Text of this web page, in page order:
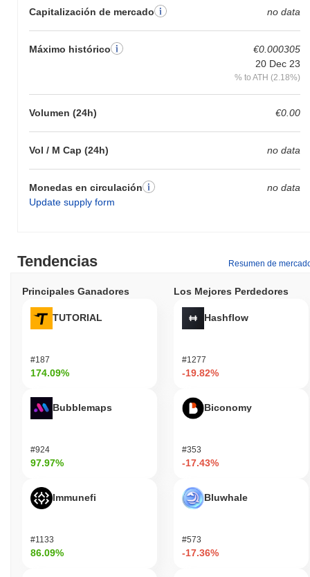
Capitalización de mercado no data
Máximo histórico
€0.000305
20 Dec 23
% to ATH (2.18%)
Volumen (24h) €0.00
Vol / M Cap (24h) no data
Monedas en circulación
Update supply form
no data
Tendencias Resumen de
Principales Ganadores
TUTORIAL
#187
174.09%
Bubblemaps
#924
97.97%
Immunefi
#1133
86.09%
Los Mejores Perdedores
Hashflow
#1277
-19.82%
Biconomy
#353
-17.43%
Bluwhale
#573
-17.36%